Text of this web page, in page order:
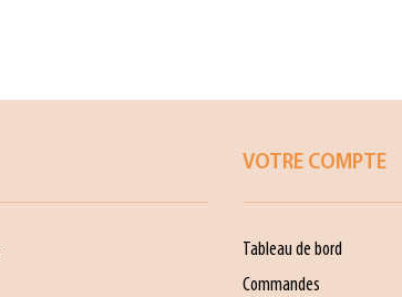
VOTRE COMPTE
Tableau de bord
Commandes